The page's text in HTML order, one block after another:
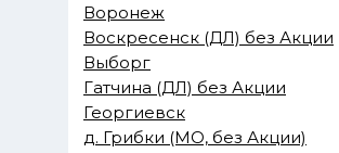
Воронеж
Воскресенск (ДЛ) без Акции
Выборг
Гатчина (ДЛ) без Акции
Георгиевск
д. Грибки (МО, без Акции)